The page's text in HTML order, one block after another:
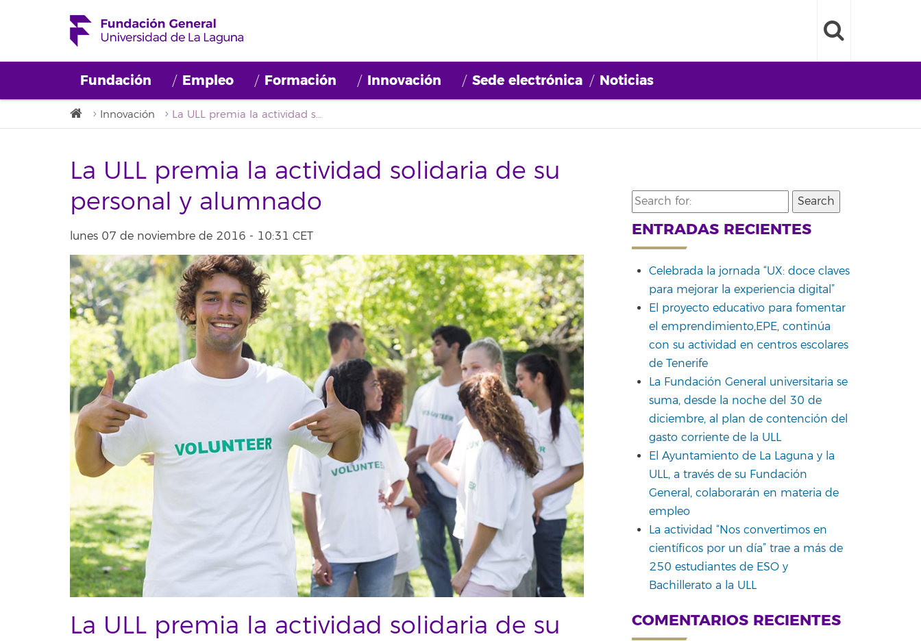
Fundación Empleo Formación Innovación Sede electrónica Noticias
Innovación La ULL premia la actividad solidaria de su personal y alumnado
La ULL premia la actividad solidaria de su
personal y alumnado
lunes 07 de noviembre de 2016 - 10:31 CET
La ULL premia la actividad solidaria de su
Search
for:
ENTRADAS RECIENTES
Celebrada la jornada “UX: doce claves
para mejorar la experiencia digital”
El proyecto educativo para fomentar
el emprendimiento,EPE, continúa
con su actividad en centros escolares
de Tenerife
La Fundación General universitaria se
suma, desde la noche del 30 de
diciembre, al plan de contención del
gasto corriente de la ULL
El Ayuntamiento de La Laguna y la
ULL, a través de su Fundación
General, colaborarán en materia de
empleo
La actividad “Nos convertimos en
científicos por un día” trae a más de
250 estudiantes de ESO y
Bachillerato a la ULL
COMENTARIOS RECIENTES